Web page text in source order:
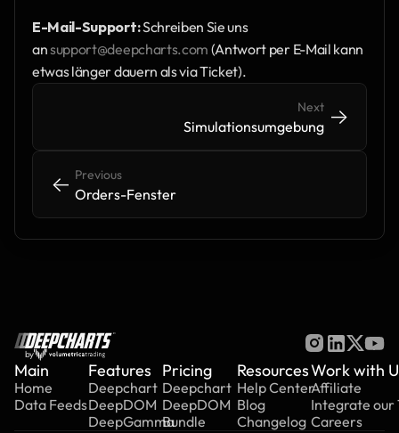
E-Mail-Support: Schreiben Sie uns
an support@deepcharts.com (Antwort per E-Mail kann
etwas länger dauern als via Ticket).
<- <-
Previous
Orders-Fenster
Next
Simulationsumgebung
-> ->
by
Main
Home
Data Feeds
Features
Deepchart
DeepDOM
DeepGamma
Pricing
Deepchart
DeepDOM
Bundle
Resources
Help Center
Blog
Changelog
Work with
Affiliate
Integrate our
Careers